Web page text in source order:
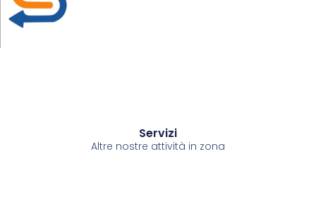
Servizi
Altre nostre attività in zona